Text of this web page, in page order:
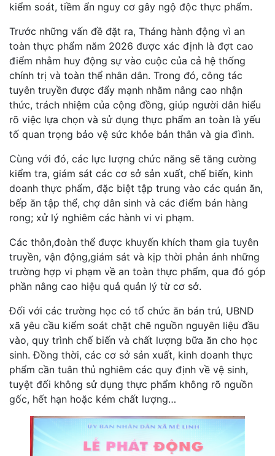
kiểm soát, tiềm ẩn nguy cơ gây ngộ độc thực phẩm.
Trước những vấn đề đặt ra, Tháng hành động vì an
toàn thực phẩm năm 2026 được xác định là đợt cao
điểm nhằm huy động sự vào cuộc của cả hệ thống
chính trị và toàn thể nhân dân. Trong đó, công tác
tuyên truyền được đẩy mạnh nhằm nâng cao nhận
thức, trách nhiệm của cộng đồng, giúp người dân hiểu
rõ việc lựa chọn và sử dụng thực phẩm an toàn là yếu
tố quan trọng bảo vệ sức khỏe bản thân và gia đình.
Cùng với đó, các lực lượng chức năng sẽ tăng cường
kiểm tra, giám sát các cơ sở sản xuất, chế biến, kinh
doanh thực phẩm, đặc biệt tập trung vào các quán ăn,
bếp ăn tập thể, chợ dân sinh và các điểm bán hàng
rong; xử lý nghiêm các hành vi vi phạm.
Các thôn,đoàn thể được khuyến khích tham gia tuyên
truyền, vận động,giám sát và kịp thời phản ánh những
trường hợp vi phạm về an toàn thực phẩm, qua đó góp
phần nâng cao hiệu quả quản lý từ cơ sở.
Đối với các trường học có tổ chức ăn bán trú, UBND
xã yêu cầu kiểm soát chặt chẽ nguồn nguyên liệu đầu
vào, quy trình chế biến và chất lượng bữa ăn cho học
sinh. Đồng thời, các cơ sở sản xuất, kinh doanh thực
phẩm cần tuân thủ nghiêm các quy định về vệ sinh,
tuyệt đối không sử dụng thực phẩm không rõ nguồn
gốc, hết hạn hoặc kém chất lượng…